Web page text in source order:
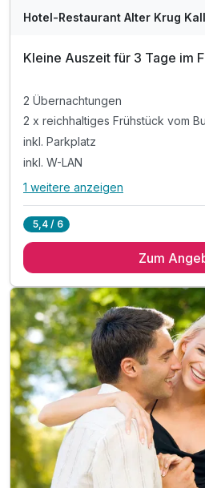
Hotel-Restaurant Alter Krug
Kleine Auszeit für 3 Tage im
2 Übernachtungen
2 x reichhaltiges Frühstück vom
inkl. Parkplatz
inkl. W-LAN
Alle Inklusivleistungen
2 x reichhaltiges Frühstück vom
inkl. W-LAN
Familienspaß o. Zeit zu zweit -
1 weitere anzeigen
5,4 / 6
Zum